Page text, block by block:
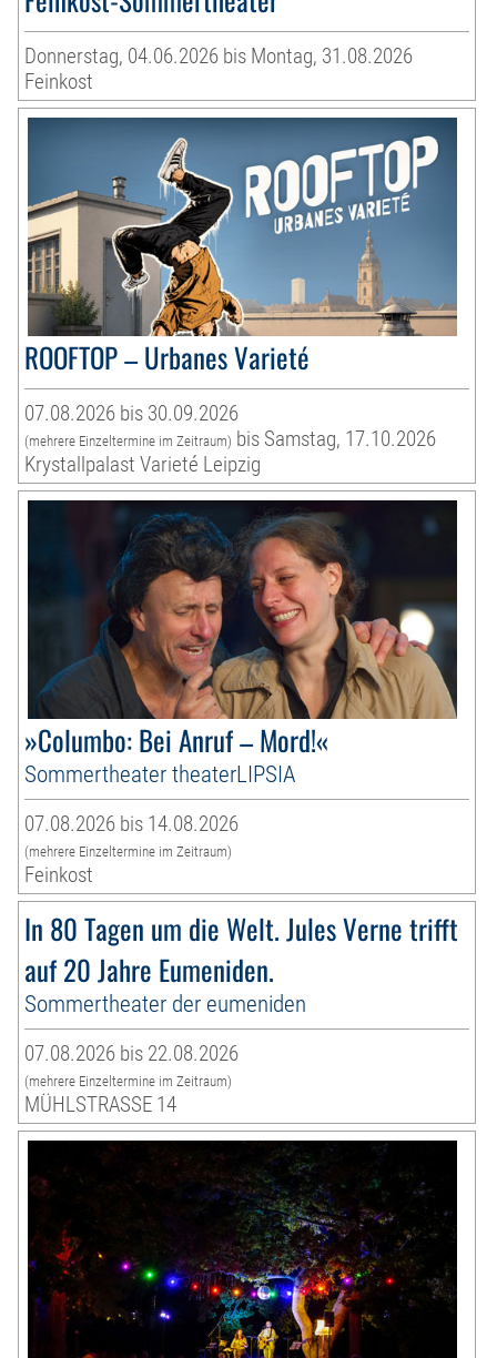
Donnerstag, 04.06.2026 bis Montag, 31.08.2026
Feinkost
ROOFTOP – Urbanes Varieté
07.08.2026 bis 30.09.2026
(mehrere Einzeltermine im Zeitraum) bis Samstag, 17.10.2026
Krystallpalast Varieté Leipzig
»Columbo: Bei Anruf – Mord!«
Sommertheater theaterLIPSIA
07.08.2026 bis 14.08.2026
(mehrere Einzeltermine im Zeitraum)
Feinkost
In 80 Tagen um die Welt. Jules Verne trifft
auf 20 Jahre Eumeniden.
Sommertheater der eumeniden
07.08.2026 bis 22.08.2026
(mehrere Einzeltermine im Zeitraum)
MÜHLSTRASSE 14